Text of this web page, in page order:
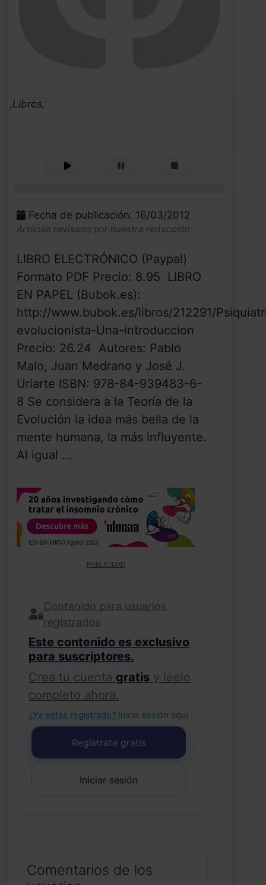
,Libros,
Fecha de publicación: 16/03/2012
Artículo revisado por nuestra redacción
LIBRO ELECTRÓNICO (Paypal)
Formato PDF Precio: 8.95  LIBRO
EN PAPEL (Bubok.es):
http://www.bubok.es/libros/212291/
evolucionista-Una-introduccion
Precio: 26.24  Autores: Pablo
Malo, Juan Medrano y José J.
Uriarte ISBN: 978-84-939483-6-
8 Se considera a la Teoría de la
Evolución la idea más bella de la
mente humana, la más influyente.
Al igual ...
PUBLICIDAD
Contenido para usuarios
registrados
Este contenido es exclusivo
para suscriptores.
Crea tu cuenta gratis y léelo
completo ahora.
¿Ya estás registrado? Inicia sesión aquí .
Regístrate gratis
Iniciar sesión
Comentarios de los